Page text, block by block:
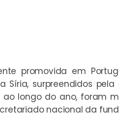
promovida em
Síria, surpreendidos
longo do ano, foram
nacional da